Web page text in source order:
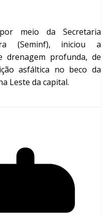
meio da Secretaria
(Seminf), iniciou a
drenagem profunda, de
asfáltica no beco da
Leste da capital.